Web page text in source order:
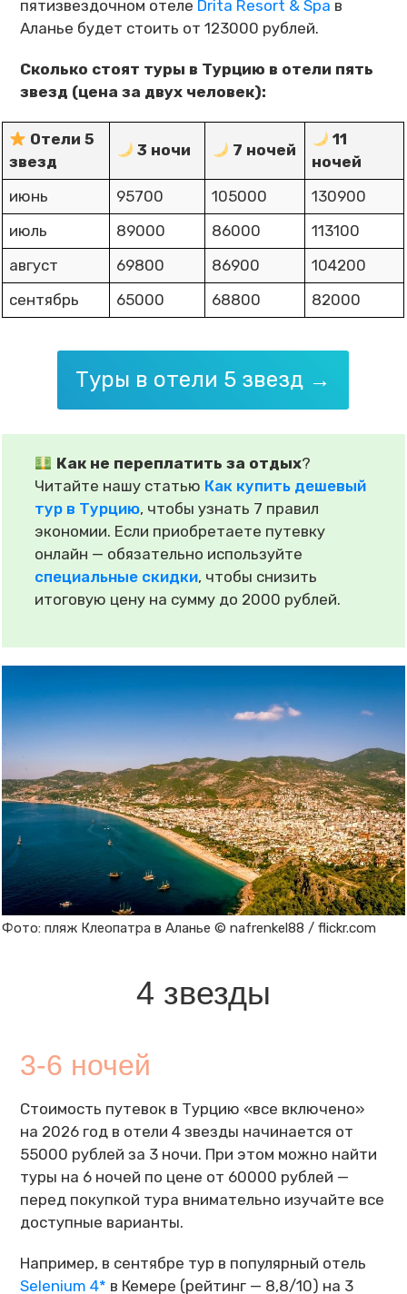
пятизвездочном отеле Drita Resort & Spa в
Аланье будет стоить от 123000 рублей.
Сколько стоят туры в Турцию в отели пять
звезд (цена за двух человек):
Отели 5
звезд
3 ночи 7 ночей
11
ночей
июнь
95700 105000
130900
июль
89000 86000
113100
август
69800 86900
104200
сентябрь
65000 68800 82000
Туры в отели 5 звезд →
Как не переплатить за отдых?
Читайте нашу статью Как купить дешевый
тур в Турцию, чтобы узнать 7 правил
экономии. Если приобретаете путевку
онлайн — обязательно используйте
специальные скидки, чтобы снизить
итоговую цену на сумму до 2000 рублей.
Фото: пляж Клеопатра в Аланье © nafrenkel88 / flickr.com
4 звезды
3-6 ночей
Стоимость путевок в Турцию «все включено»
на 2026 год в отели 4 звезды начинается от
55000 рублей за 3 ночи. При этом можно найти
туры на 6 ночей по цене от 60000 рублей —
перед покупкой тура внимательно изучайте все
доступные варианты.
Например, в сентябре тур в популярный отель
Selenium 4* в Кемере (рейтинг — 8,8/10) на 3